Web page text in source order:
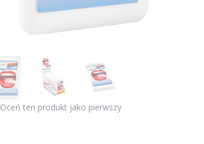
Oceń ten produkt jako pierwszy